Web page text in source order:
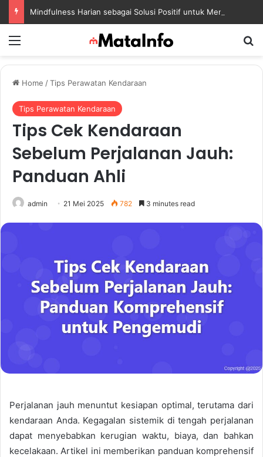
Home /Tips Perawatan Kendaraan
Tips Perawatan Kendaraan
Tips Cek Kendaraan
Sebelum Perjalanan Jauh:
Panduan Ahli
admin 21 Mei 2025 782 3 minutes read
Perjalanan jauh menuntut kesiapan optimal, terutama dari
kendaraan Anda. Kegagalan sistemik di tengah perjalanan
dapat menyebabkan kerugian waktu, biaya, dan bahkan
kecelakaan. Artikel ini memberikan panduan komprehensif